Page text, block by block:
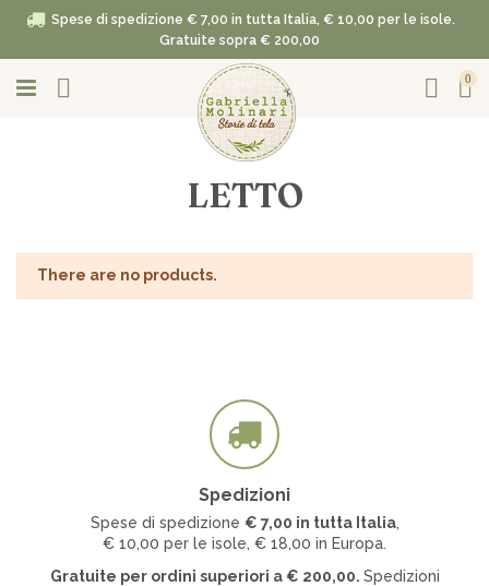
Spese di spedizione € 7,00 in tutta Italia, € 10,00 per le isole.
Gratuite sopra € 200,00
0
LETTO
There are no products.
Spedizioni
Spese di spedizione € 7,00 in tutta Italia,
€ 10,00 per le isole, € 18,00 in Europa.
Gratuite per ordini superiori a € 200,00. Spedizioni